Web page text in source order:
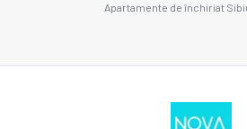
Apartamente de închiriat